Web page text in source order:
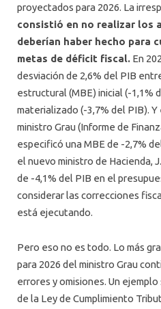
proyectados para 2026. La
consistió en no realizar los
deberían haber hecho para
metas de déficit fiscal. En
desviación de 2,6% del PIB
estructural (MBE) inicial (-1,1%
materializado (-3,7% del PIB).
ministro Grau (Informe de
especificó una MBE de -2,7%
el nuevo ministro de Hacienda,
de -4,1% del PIB en el
considerar las correcciones
está ejecutando.
Pero eso no es todo. Lo más
para 2026 del ministro Grau
errores y omisiones. Un
de la Ley de Cumplimiento